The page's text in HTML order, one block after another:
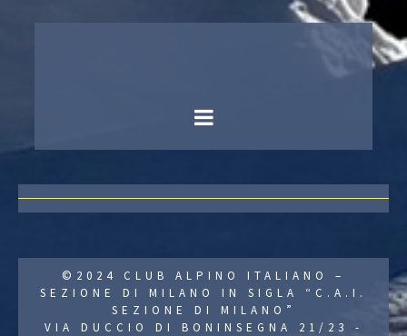
©2024 CLUB ALPINO ITALIANO –
SEZIONE DI MILANO IN SIGLA “C.A.I.
SEZIONE DI MILANO”
VIA DUCCIO DI BONINSEGNA 21/23 -